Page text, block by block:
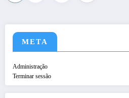
dos
conteúdos
META
Administração
Terminar sessão